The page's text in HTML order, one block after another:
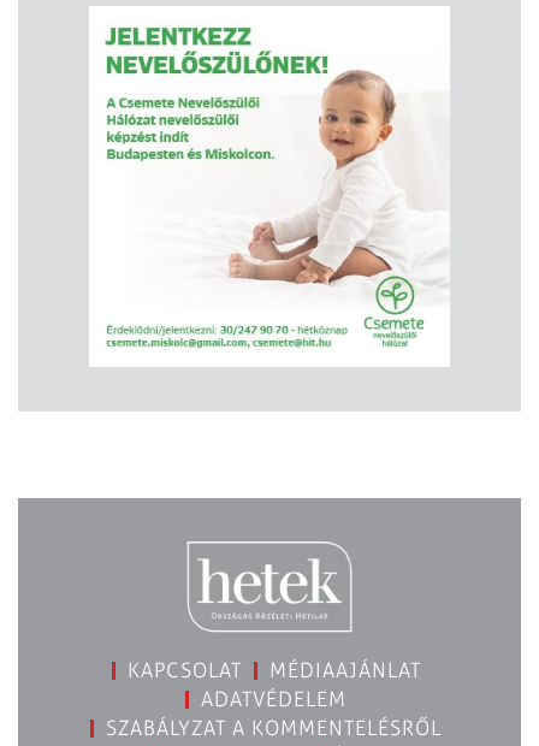
KAPCSOLAT
MÉDIAAJÁNLAT
ADATVÉDELEM
SZABÁLYZAT A KOMMENTELÉSRŐL